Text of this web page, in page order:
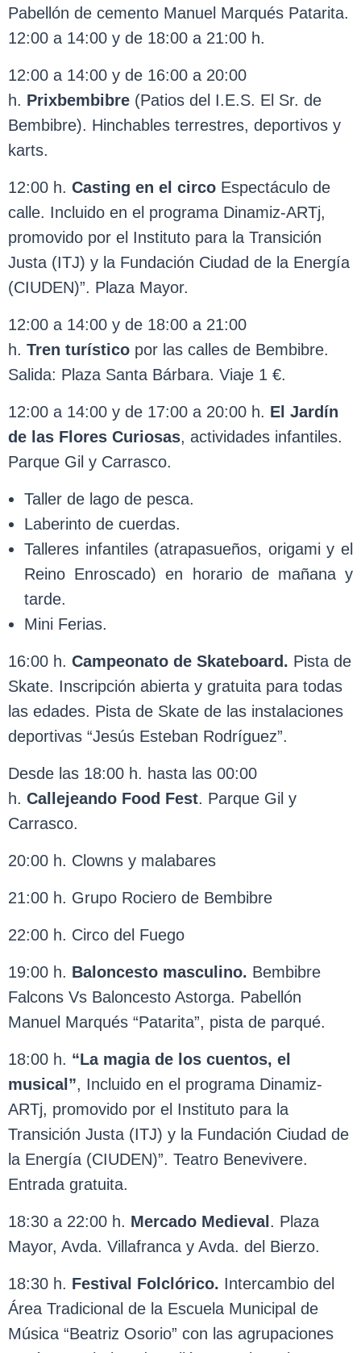
Pabellón de cemento Manuel Marqués Patarita.
12:00 a 14:00 y de 18:00 a 21:00 h.
12:00 a 14:00 y de 16:00 a 20:00
h. Prixbembibre (Patios del I.E.S. El Sr. de
Bembibre). Hinchables terrestres, deportivos y
karts.
12:00 h. Casting en el circo Espectáculo de
calle. Incluido en el programa Dinamiz-ARTj,
promovido por el Instituto para la Transición
Justa (ITJ) y la Fundación Ciudad de la Energía
(CIUDEN)”. Plaza Mayor.
12:00 a 14:00 y de 18:00 a 21:00
h. Tren turístico por las calles de Bembibre.
Salida: Plaza Santa Bárbara. Viaje 1 €.
12:00 a 14:00 y de 17:00 a 20:00 h. El Jardín
de las Flores Curiosas, actividades infantiles.
Parque Gil y Carrasco.
Taller de lago de pesca.
Laberinto de cuerdas.
Talleres infantiles (atrapasueños, origami y el
Reino Enroscado) en horario de mañana y
tarde.
Mini Ferias.
16:00 h. Campeonato de Skateboard. Pista de
Skate. Inscripción abierta y gratuita para todas
las edades. Pista de Skate de las instalaciones
deportivas “Jesús Esteban Rodríguez”.
Desde las 18:00 h. hasta las 00:00
h. Callejeando Food Fest. Parque Gil y
Carrasco.
20:00 h. Clowns y malabares
21:00 h. Grupo Rociero de Bembibre
22:00 h. Circo del Fuego
19:00 h. Baloncesto masculino. Bembibre
Falcons Vs Baloncesto Astorga. Pabellón
Manuel Marqués “Patarita”, pista de parqué.
18:00 h. “La magia de los cuentos, el
musical”, Incluido en el programa Dinamiz-
ARTj, promovido por el Instituto para la
Transición Justa (ITJ) y la Fundación Ciudad de
la Energía (CIUDEN)”. Teatro Benevivere.
Entrada gratuita.
18:30 a 22:00 h. Mercado Medieval . Plaza
Mayor, Avda. Villafranca y Avda. del Bierzo.
18:30 h. Festival Folclórico. Intercambio del
Área Tradicional de la Escuela Municipal de
Música “Beatriz Osorio” con las agrupaciones